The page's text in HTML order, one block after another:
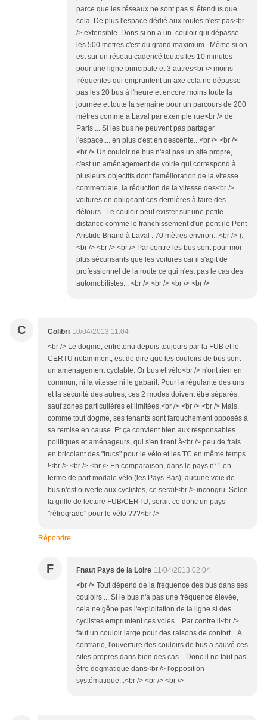
parce que les réseaux ne sont pas si étendus que
cela. De plus l'espace dédié aux routes n'est pas<br
/> extensible. Dons si on a un couloir qui dépasse
les 500 metres c'est du grand maximum...Même si on
est sur un réseau cadencé toutes les 10 minutes
pour une ligne principale et 3 autres<br /> moins
fréquentes qui empruntent un axe cela ne dépasse
pas les 20 bus à l'heure et encore moins toute la
journée et toute la semaine pour un parcours de 200
mètres comme à Laval par exemple rue<br /> de
Paris ... Si les bus ne peuvent pas partager
l'espace.... en plus c'est en descente...<br /> <br />
<br /> Un couloir de bus n'est pas un site propre,
c'est un aménagement de voirie qui correspond à
plusieurs objectifs dont l'amélioration de la vitesse
commerciale, la réduction de la vitesse des<br />
voitures en obligeant ces dernières à faire des
détours...Le couloir peut exister sur une petite
distance comme le franchissement d'un pont (le Pont
Aristide Briand à Laval : 70 mètres environ...<br /> ).
<br /> <br /> <br /> Par contre les bus sont pour moi
plus sécurisants que les voitures car il s'agit de
professionnel de la route ce qui n'est pas le cas des
automobilistes... <br /> <br /> <br /> <br />
C Colibri 10/04/2013 11:04
<br /> Le dogme, entretenu depuis toujours par la FUB et le
CERTU notamment, est de dire que les couloirs de bus sont
un aménagement cyclable. Or bus et vélo<br /> n'ont rien en
commun, ni la vitesse ni le gabarit. Pour la régularité des uns
et la sécurité des autres, ces 2 modes doivent être séparés,
sauf zones particulières et limitées.<br /> <br /> <br /> Mais,
comme tout dogme, ses tenants sont farouchement opposés à
sa remise en cause. Et ça convient bien aux responsables
politiques et aménageurs, qui s'en tirent à<br /> peu de frais
en bricolant des "trucs" pour le vélo et les TC en même temps
!<br /> <br /> <br /> En comparaison, dans le pays n°1 en
terme de part modale vélo (les Pays-Bas), aucune voie de
bus n'est ouverte aux cyclistes, ce serait<br /> incongru. Selon
la grille de lecture FUB/CERTU, serait-ce donc un pays
"rétrograde" pour le vélo ???<br />
Répondre
F Fnaut Pays de la Loire 11/04/2013 02:04
<br /> Tout dépend de la fréquence des bus dans ses
couloirs ... Si le bus n'a pas une fréquence élevée,
cela ne gêne pas l'exploitation de la ligne si des
cyclistes empruntent ces voies... Par contre il<br />
faut un couloir large pour des raisons de confort... A
contrario, l'ouverture des couloirs de bus a sauvé ces
sites propres dans bien des cas... Donc il ne faut pas
être dogmatique dans<br /> l'opposition
systématique...<br /> <br /> <br />